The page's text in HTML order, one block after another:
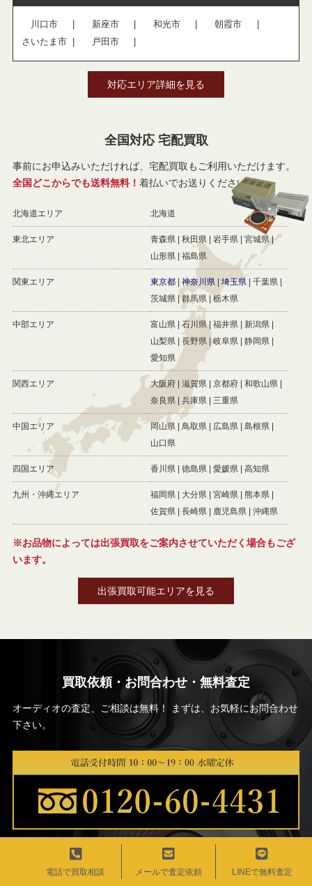
川口市 新座市 和光市
朝霞市
さいたま市
戸田市
対応エリア詳細を見る
全国対応 宅配買取
事前にお申込みいただければ、宅配買取もご利用いただけます。
全国どこからでも送料無料！ 着払いでお送りください。
北海道エリア 北海道
東北エリア 青森県 秋田県 岩手県
宮城県
山形県
福島県
関東エリア 東京都 神奈川県 埼玉県
千葉県
茨城県
群馬県 栃木県
中部エリア 富山県 石川県 福井県
新潟県
山梨県
長野県 岐阜県
静岡県
愛知県
関西エリア 大阪府 滋賀県 京都府
和歌山県
奈良県
兵庫県 三重県
中国エリア 岡山県 鳥取県 広島県
島根県
山口県
四国エリア 香川県 徳島県 愛媛県 高知県
九州・沖縄エリア 福岡県 大分県 宮崎県
熊本県
佐賀県
長崎県 鹿児島県 沖縄県
※お品物によっては出張買取をご案内させていただく場合もござ
います。
出張買取可能エリアを見る
買取依頼・お問合わせ・無料査定
オーディオの査定、ご相談は無料！ まずは、お気軽にお問合わせ
下さい。
電話で買取相談 メールで査定依頼 LINEで無料査定